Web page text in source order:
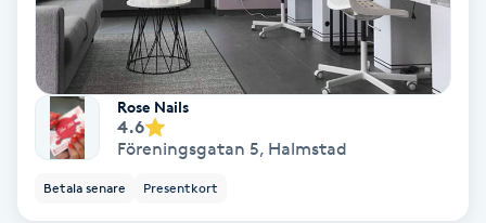
Stylist
Sugaring
Svensk massage
Svettbehandling
Rose Nails
4.6
Föreningsgatan 5, Halmstad
Betala senare Presentkort